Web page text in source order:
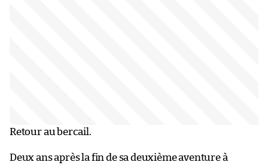
Retour au bercail.
Deux ans après la fin de sa deuxième aventure à